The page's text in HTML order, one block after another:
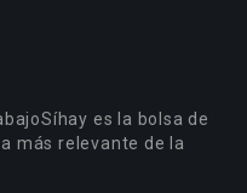
es la bolsa de
más relevante de la